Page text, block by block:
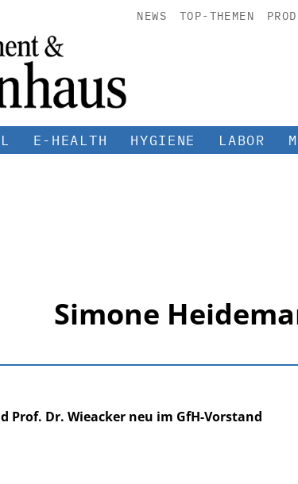
NEWS TOP-THEMEN
E-HEALTH HYGIENE LABOR
Simone
Prof. Dr. Wieacker neu im GfH-Vorstand